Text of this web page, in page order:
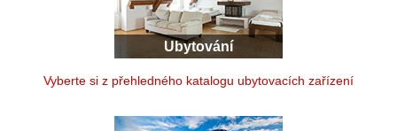
Ubytování
Vyberte si z přehledného katalogu ubytovacích zařízení